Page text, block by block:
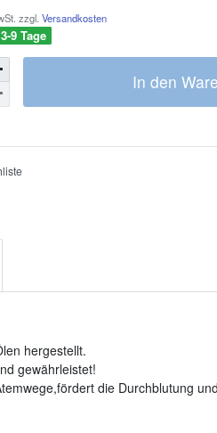
zzgl. Versandkosten
9 Tage
In den
hergestellt.
gewährleistet!
die Durchblutung